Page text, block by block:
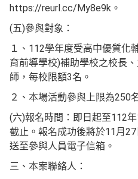
https://reurl.cc/My8e9k。
(五)參與對象：
１、112學年度受高中優質化
育前導學校)補助學校之校長
師，每校限額3名。
２、本場活動參與上限為250
(六)報名時間：即日起至112
截止。報名成功後將於11月
送至參與人員電子信箱。
三、本案聯絡人：